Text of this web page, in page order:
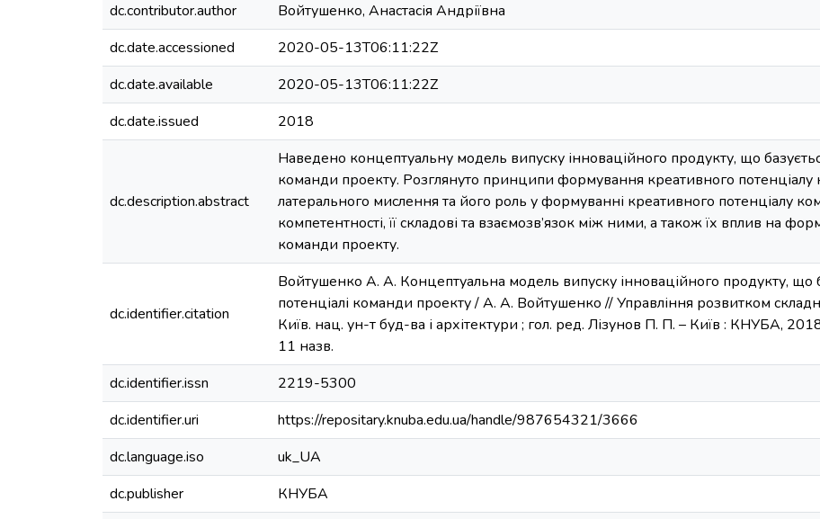
dc.contributor.author
Войтушенко, Анастасія Андріївна
dc.date.accessioned
2020-05-13T06:11:22Z
dc.date.available
2020-05-13T06:11:22Z
dc.date.issued
2018
dc.description.abstract
Наведено концептуальну модель випуску інноваційного продукту, що
команди проекту. Розглянуто принципи формування креативного потенціалу
латерального мислення та його роль у формуванні креативного потенціалу
компетентності, її складові та взаємозв’язок між ними, а також їх вплив на
команди проекту.
dc.identifier.citation
Войтушенко А. А. Концептуальна модель випуску інноваційного продукту, що
потенціалі команди проекту / А. А. Войтушенко // Управління розвитком
Київ. нац. ун-т буд-ва і архітектури ; гол. ред. Лізунов П. П. – Київ : КНУБА,
11 назв.
dc.identifier.issn
2219-5300
dc.identifier.uri
https://repositary.knuba.edu.ua/handle/987654321/3666
dc.language.iso
uk_UA
dc.publisher
КНУБА